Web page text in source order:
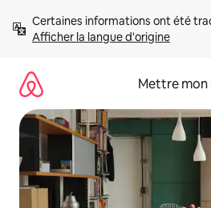
directement
Afficher la langue d'origine
Mettre mon